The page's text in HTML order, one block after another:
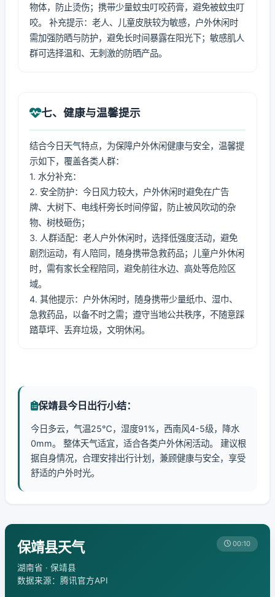
物体，防止烫伤；携带少量蚊虫叮咬药膏，避免被蚊虫叮
咬。 补充提示：老人、儿童皮肤较为敏感，户外休闲时
需加强防晒与防护，避免长时间暴露在阳光下；敏感肌人
群可选择温和、无刺激的防晒产品。
七、健康与温馨提示
结合今日天气特点，为保障户外休闲健康与安全，温馨提
示如下，覆盖各类人群：
1. 水分补充：
2. 安全防护：今日风力较大，户外休闲时避免在广告
牌、大树下、电线杆旁长时间停留，防止被风吹动的杂
物、树枝砸伤；
3. 人群适配：老人户外休闲时，选择低强度活动，避免
剧烈运动，有人陪同，随身携带急救药品；儿童户外休闲
时，需有家长全程陪同，避免前往水边、高处等危险区
域。
4. 其他提示：户外休闲时，随身携带少量纸巾、湿巾、
急救药品，以备不时之需；遵守当地公共秩序，不随意踩
踏草坪、丢弃垃圾，文明休闲。
保靖县今日出行小结：
今日多云，气温25℃，湿度91%，西南风4-5级，降水
0mm。 整体天气适宜，适合各类户外休闲活动。 建议根
据自身情况，合理安排出行计划，兼顾健康与安全，享受
舒适的户外时光。
保靖县天气
湖南省 · 保靖县
数据来源：腾讯官方API
00:10